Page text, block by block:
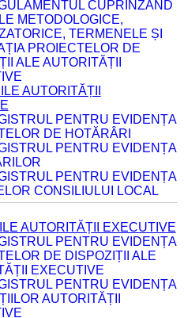
CUPRINZÂND
METODOLOGICE,
TERMENELE ȘI
PROIECTELOR DE
ALE AUTORITĂȚII
AUTORITĂȚII
PENTRU EVIDENȚA
DE HOTĂRÂRI
PENTRU EVIDENȚA
PENTRU EVIDENȚA
CONSILIULUI LOCAL
AUTORITĂȚII EXECUTIVE
PENTRU EVIDENȚA
DE DISPOZIȚII ALE
EXECUTIVE
PENTRU EVIDENȚA
AUTORITĂȚII